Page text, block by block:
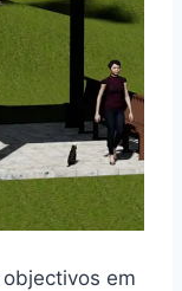
em